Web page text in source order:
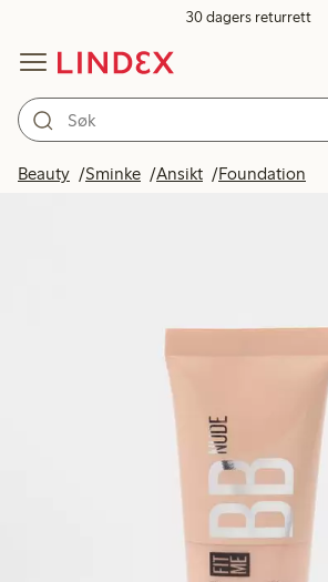
30 dagers returrett
Beauty Sminke Ansikt Foundation